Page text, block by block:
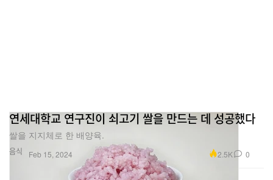
음식
연세대학교 연구진이 쇠고기 쌀을 만드는 데 성공했다
쌀을 지지체로 한 배양육.
Feb 15, 2024 2.5K 0